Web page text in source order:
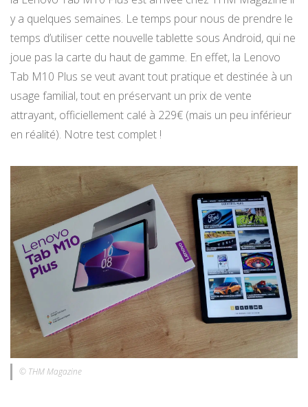
y a quelques semaines. Le temps pour nous de prendre le
temps d’utiliser cette nouvelle tablette sous Android, qui ne
joue pas la carte du haut de gamme. En effet, la Lenovo
Tab M10 Plus se veut avant tout pratique et destinée à un
usage familial, tout en préservant un prix de vente
attrayant, officiellement calé à 229€ (mais un peu inférieur
en réalité). Notre test complet !
© THM Magazine